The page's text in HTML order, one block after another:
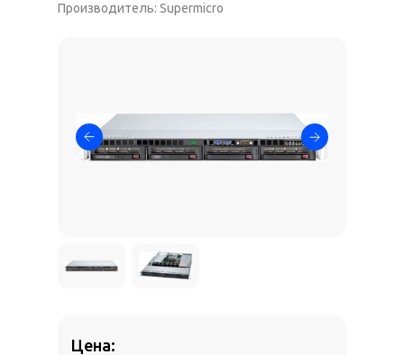
Производитель: Supermicro
Цена: